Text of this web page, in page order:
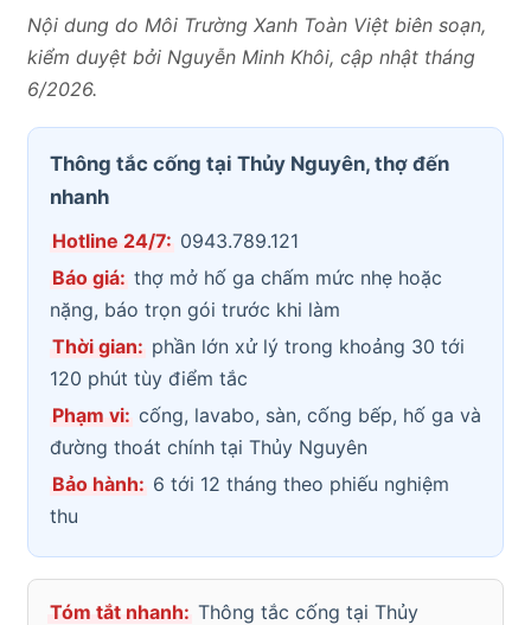
Nội dung do Môi Trường Xanh Toàn Việt biên soạn,
kiểm duyệt bởi Nguyễn Minh Khôi, cập nhật tháng
6/2026.
Thông tắc cống tại Thủy Nguyên, thợ đến
nhanh
Hotline 24/7: 0943.789.121
Báo giá: thợ mở hố ga chấm mức nhẹ hoặc
nặng, báo trọn gói trước khi làm
Thời gian: phần lớn xử lý trong khoảng 30 tới
120 phút tùy điểm tắc
Phạm vi: cống, lavabo, sàn, cống bếp, hố ga và
đường thoát chính tại Thủy Nguyên
Bảo hành: 6 tới 12 tháng theo phiếu nghiệm
thu
Tóm tắt nhanh: Thông tắc cống tại Thủy